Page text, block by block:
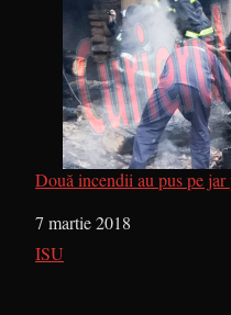
Două incendii au pus pe
Dată
7 martie 2018
În legătură cu
ISU